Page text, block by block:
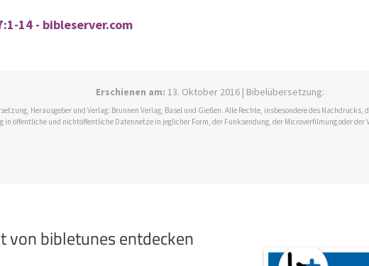
14 - bibleserver.com
Erschienen am: 13. Oktober 2016 | Bibelübersetzung:
Herausgeber und Verlag: Brunnen Verlag, Basel und Gießen. Alle Rechte, insbesondere des
öffentliche und nichtöffentliche Datennetze in jeglicher Form, der Funksendung, der Microverfilmung oder
von bibletunes entdecken